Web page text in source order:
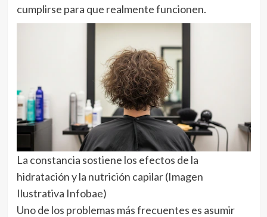
cumplirse para que realmente funcionen.
La constancia sostiene los efectos de la
hidratación y la nutrición capilar (Imagen
Ilustrativa Infobae)
Uno de los problemas más frecuentes es asumir